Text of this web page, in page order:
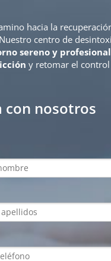
hacia la
centro de
sereno y
y retomar el
con nosotros